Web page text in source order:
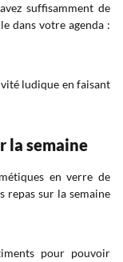
suffisamment de
dans votre agenda :
ludique en faisant
la semaine
en verre de
repas sur la semaine
pour pouvoir